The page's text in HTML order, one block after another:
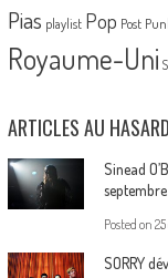
Pias playlist Pop Post
Royaume-Uni
ARTICLES AU HASARD
Sinead
Posted on
SORRY